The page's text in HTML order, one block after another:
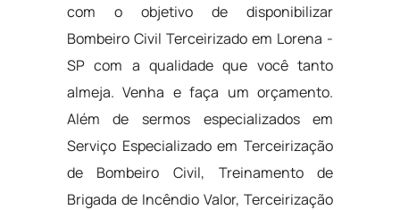
com o objetivo de disponibilizar
Bombeiro Civil Terceirizado em Lorena -
SP com a qualidade que você tanto
almeja. Venha e faça um orçamento.
Além de sermos especializados em
Serviço Especializado em Terceirização
de Bombeiro Civil, Treinamento de
Brigada de Incêndio Valor, Terceirização